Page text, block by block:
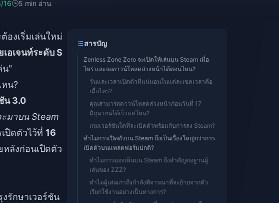
ย **ความคืบหน้าทั้งหมด 100%**
าณ 45–60GB** รวมถึงเผื่อพื้นที่
16 5 min อ่าน
งเริ่มเล่นใหม่
อเจนท์ระดับ S
น"
หน?
น 3.0
มาบน Steam
ปิดตัวไว้ที่ 16
ลังก่อนเปิดตัว
รักษาเวอร์ชัน
สารบัญ
Zenless Zone Zero จะเปิดให้เล่นบน Steam เมื่อ
ไหร่ และจะดาวน์โหลดล่วงหน้าได้ตอนไหน?
วันและเวลาเปิดตัวที่แน่นอนในแต่ละเขตเวลาคือ
เมื่อไหร่?
คุณสามารถดาวน์โหลดล่วงหน้าก่อนวันที่ 17
มิถุนายนได้เร็วแค่ไหน?
เกมเวอร์ชันใดที่จะเปิดตัวพร้อมกับการลง Steam?
ทำไมการเปิดตัวบน Steam ถึงเป็นเรื่องใหญ่กว่าการ
เปิดตัวบนแพลตฟอร์มปกติ?
ทำไมการมองเห็นบน Steam ถึงสำคัญต่อฐานผู้
เล่นของ ZZZ?
ทำไมผู้เล่นเก่าถึงกำลังพิจารณาที่จะย้ายจากตัว
เรียกใช้งานอย่างเป็นทางการ?